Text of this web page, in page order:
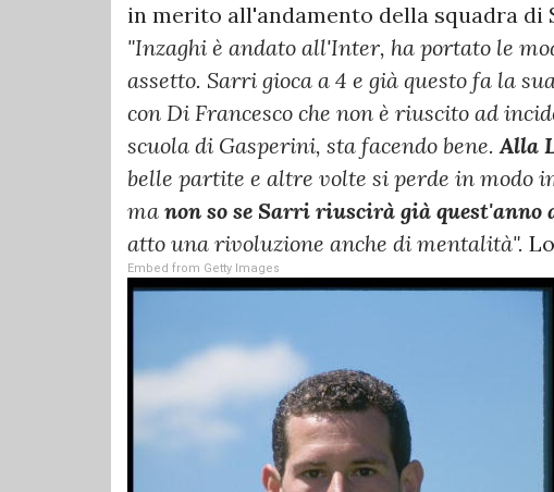
in merito all'andamento della squadra di
"Inzaghi è andato all'Inter, ha portato le
assetto. Sarri gioca a 4 e già questo fa la
con Di Francesco che non è riuscito ad
scuola di Gasperini, sta facendo bene. Alla
belle partite e altre volte si perde in modo
ma non so se Sarri riuscirà già
atto una rivoluzione anche di mentalità".
Embed from Getty Images